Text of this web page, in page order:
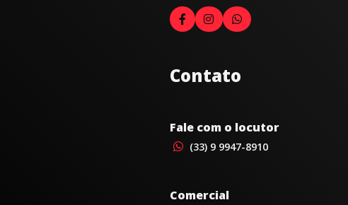
Contato
Fale com o locutor
(33) 9 9947-8910
Comercial